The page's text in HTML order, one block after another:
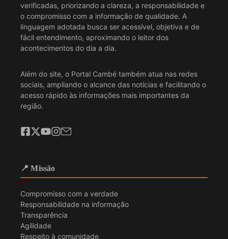
verificadas, priorizando a clareza, a responsabilidade e
o compromisso com a informação de qualidade. A
linguagem adotada busca ser acessível, objetiva e de
fácil entendimento, aproximando o leitor dos
acontecimentos do dia a dia.
Além do site, o Portal Cambé também atua nas redes
sociais, ampliando o alcance das notícias e facilitando o
acesso rápido às informações mais importantes da
região.
📍 Missão
Compromisso com a verdade
Responsabilidade na informação
Transparência
Agilidade
Respeito à comunidade